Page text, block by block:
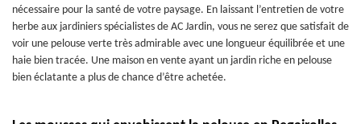
nécessaire pour la santé de votre paysage. En laissant l’entretien de votre
herbe aux jardiniers spécialistes de AC Jardin, vous ne serez que satisfait de
voir une pelouse verte très admirable avec une longueur équilibrée et une
haie bien tracée. Une maison en vente ayant un jardin riche en pelouse
bien éclatante a plus de chance d’être achetée.